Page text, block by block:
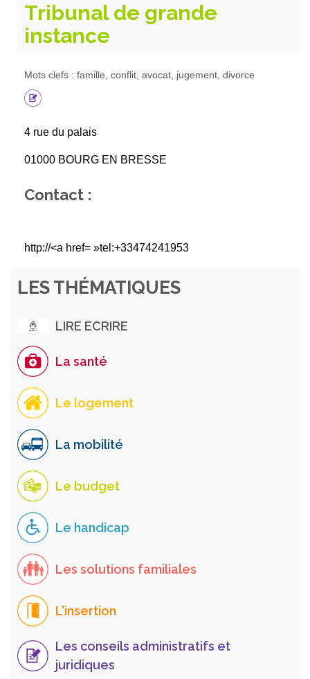
Tribunal de grande
instance
Mots clefs : famille, conflit, avocat, jugement, divorce
4 rue du palais
01000 BOURG EN BRESSE
Contact :
http://<a href= »tel:+33474241953
LES THÉMATIQUES
LIRE ECRIRE
La santé
Le logement
La mobilité
Le budget
Le handicap
Les solutions familiales
L'insertion
Les conseils administratifs et
juridiques